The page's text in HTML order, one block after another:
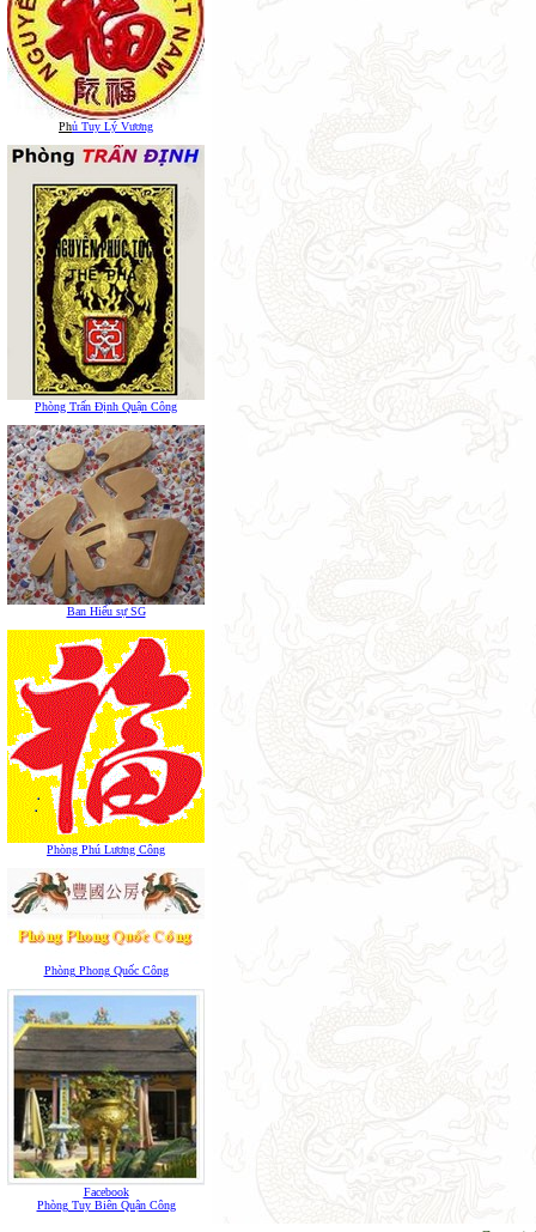
Phủ Tuy Lý Vương
Phòng Trấn Định Quận Công
Ban Hiếu sự SG
Phòng Phú Lương Công
Phòng Phong Quốc Công
Facebook
Phòng Tuy Biên Quận Công